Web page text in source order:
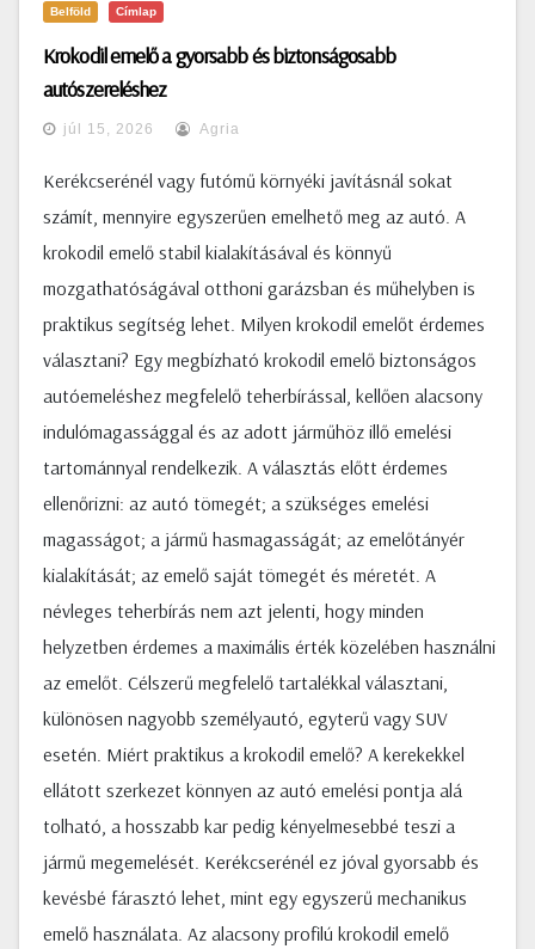
Belföld Címlap
Krokodil emelő a gyorsabb és biztonságosabb
autószereléshez
júl 15, 2026 Agria
Kerékcserénél vagy futómű környéki javításnál sokat
számít, mennyire egyszerűen emelhető meg az autó. A
krokodil emelő stabil kialakításával és könnyű
mozgathatóságával otthoni garázsban és műhelyben is
praktikus segítség lehet. Milyen krokodil emelőt érdemes
választani? Egy megbízható krokodil emelő biztonságos
autóemeléshez megfelelő teherbírással, kellően alacsony
indulómagassággal és az adott járműhöz illő emelési
tartománnyal rendelkezik. A választás előtt érdemes
ellenőrizni: az autó tömegét; a szükséges emelési
magasságot; a jármű hasmagasságát; az emelőtányér
kialakítását; az emelő saját tömegét és méretét. A
névleges teherbírás nem azt jelenti, hogy minden
helyzetben érdemes a maximális érték közelében használni
az emelőt. Célszerű megfelelő tartalékkal választani,
különösen nagyobb személyautó, egyterű vagy SUV
esetén. Miért praktikus a krokodil emelő? A kerekekkel
ellátott szerkezet könnyen az autó emelési pontja alá
tolható, a hosszabb kar pedig kényelmesebbé teszi a
jármű megemelését. Kerékcserénél ez jóval gyorsabb és
kevésbé fárasztó lehet, mint egy egyszerű mechanikus
emelő használata. Az alacsony profilú krokodil emelő